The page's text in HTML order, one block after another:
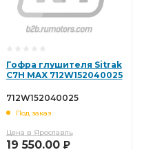
Гофра глушителя Sitrak
C7H MAX 712W152040025
712W152040025
Под заказ
Цена в Ярославль
19 550.00 Р